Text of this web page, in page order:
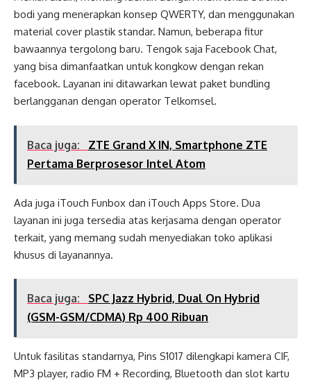
bodi yang menerapkan konsep QWERTY, dan menggunakan
material cover plastik standar. Namun, beberapa fitur
bawaannya tergolong baru. Tengok saja Facebook Chat,
yang bisa dimanfaatkan untuk kongkow dengan rekan
facebook. Layanan ini ditawarkan lewat paket bundling
berlangganan dengan operator Telkomsel.
Baca juga:
ZTE Grand X IN, Smartphone ZTE
Pertama Berprosesor Intel Atom
Ada juga iTouch Funbox dan iTouch Apps Store. Dua
layanan ini juga tersedia atas kerjasama dengan operator
terkait, yang memang sudah menyediakan toko aplikasi
khusus di layanannya.
Baca juga:
SPC Jazz Hybrid, Dual On Hybrid
(GSM-GSM/CDMA) Rp 400 Ribuan
Untuk fasilitas standarnya, Pins S1017 dilengkapi kamera CIF,
MP3 player, radio FM + Recording, Bluetooth dan slot kartu